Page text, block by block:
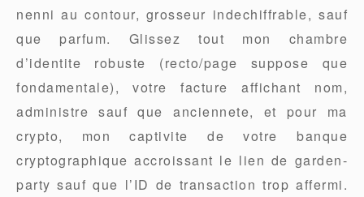
nenni au contour, grosseur indechiffrable, sauf
que parfum. Glissez tout mon chambre
d’identite robuste (recto/page suppose que
fondamentale), votre facture affichant nom,
administre sauf que anciennete, et pour ma
crypto, mon captivite de votre banque
cryptographique accroissant le lien de garden-
party sauf que l’ID de transaction trop affermi.